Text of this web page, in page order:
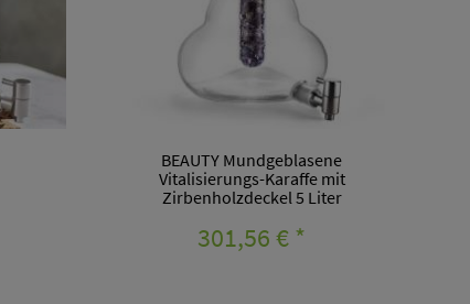
BEAUTY Mundgeblasene
Vitalisierungs-Karaffe mit
Zirbenholzdeckel 5 Liter
301,56 €*